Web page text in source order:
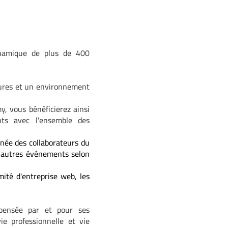
de plus de 400
et un environnement
vous bénéficierez ainsi
avec l'ensemble des
des collaborateurs du
événements selon
d'entreprise web, les
par et pour ses
professionnelle et vie